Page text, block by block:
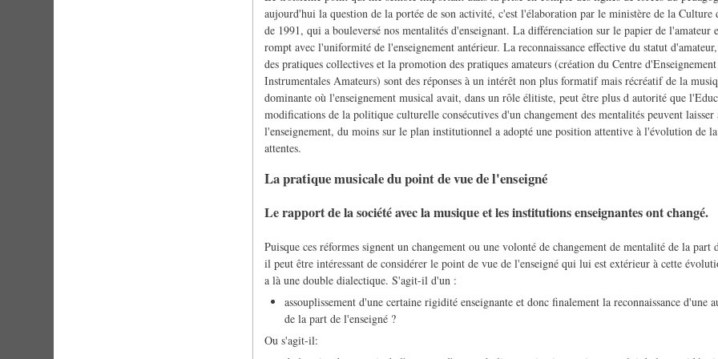
aujourd'hui la question de la portée de son activité, c'est l'élaboration par le ministère de la Culture
de 1991, qui a bouleversé nos mentalités d'enseignant. La différenciation sur le papier de l'amateur
rompt avec l'uniformité de l'enseignement antérieur. La reconnaissance effective du statut
des pratiques collectives et la promotion des pratiques amateurs (création du Centre
Instrumentales Amateurs) sont des réponses à un intérêt non plus formatif mais récréatif de la
dominante où l'enseignement musical avait, dans un rôle élitiste, peut être plus d autorité que
modifications de la politique culturelle consécutives d'un changement des mentalités peuvent laisser
l'enseignement, du moins sur le plan institutionnel a adopté une position attentive à l'évolution de la
attentes.
La pratique musicale du point de vue de l'enseigné
Le rapport de la société avec la musique et les institutions enseignantes ont changé.
Puisque ces réformes signent un changement ou une volonté de changement de mentalité de la part
il peut être intéressant de considérer le point de vue de l'enseigné qui lui est extérieur à cette
a là une double dialectique. S'agit-il d'un :
assouplissement d'une certaine rigidité enseignante et donc finalement la reconnaissance d'une
de la part de l'enseigné ?
Ou s'agit-il: